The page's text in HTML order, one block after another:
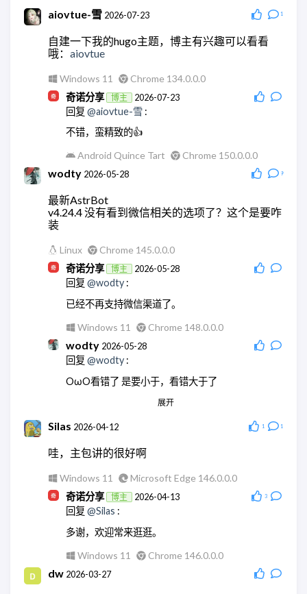
aiovtue-雪 2026-07-23 1
自建一下我的hugo主题，博主有兴趣可以看看
哦： aiovtue
Windows 11
Chrome 134.0.0.0
奇诺分享
博主 2026-07-23
回复 @aiovtue-雪 :
不错，蛮精致的👍
Android Quince Tart Chrome 150.0.0.0
wodty 2026-05-28 9
最新AstrBot
v4.24.4 没有看到微信相关的选项了？这个是要咋
装
Linux
Chrome 145.0.0.0
奇诺分享
博主 2026-05-28
回复 @wodty :
已经不再支持微信渠道了。
Windows 11 Chrome 148.0.0.0
wodty 2026-05-28
回复 @wodty :
OωO看错了 是要小于，看错大于了
Chrome 145.0.0.0
wodty 2026-05-28
现在微信机器人都没法玩了
Linux
Chrome 145.0.0.0
奇诺分享
博主 2026-05-28
回复@wodty
😄没错
Windows 11
Chrome 148.0.0.0
奇诺分享
展开
Silas 2026-04-12 1 1
哇，主包讲的很好啊
Windows 11
Microsoft Edge 146.0.0.0
奇诺分享
博主 2026-04-13 3
回复 @Silas :
多谢，欢迎常来逛逛。
Windows 11 Chrome 146.0.0.0
dw 2026-03-27